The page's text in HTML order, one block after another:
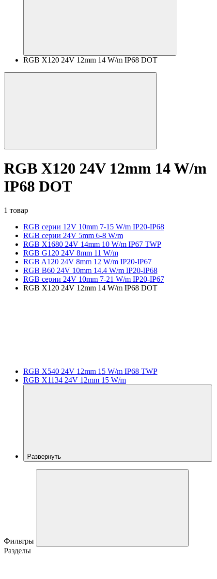
RGB X120 24V 12mm 14 W/m IP68 DOT
RGB X120 24V 12mm 14 W/m
IP68 DOT
1 товар
RGB серии 12V 10mm 7-15 W/m IP20-IP68
RGB серии 24V 5mm 6-8 W/m
RGB X1680 24V 14mm 10 W/m IP67 TWP
RGB G120 24V 8mm 11 W/m
RGB A120 24V 8mm 12 W/m IP20-IP67
RGB B60 24V 10mm 14.4 W/m IP20-IP68
RGB серии 24V 10mm 7-21 W/m IP20-IP67
RGB X120 24V 12mm 14 W/m IP68 DOT
RGB X540 24V 12mm 15 W/m IP68 TWP
RGB X1134 24V 12mm 15 W/m
Развернуть
Фильтры
Разделы